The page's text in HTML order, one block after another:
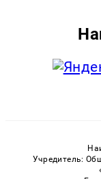
Учредитель: